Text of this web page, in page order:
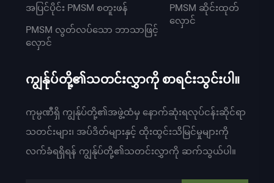
အပြင်ပိုင်း PMSM စတူးဖန်
PMSM လွတ်လပ်သော ဘာသာဖြင့်
လှောင်
PMSM ဆိုင်းထုတ်
လှောင်
ကျွန်ုပ်တို့၏သတင်းလွှာကို စာရင်းသွင်းပါ။
ကုမ္ပဏီရှိ ကျွန်ုပ်တို့၏အဖွဲ့ထံမှ နောက်ဆုံးရလုပ်ငန်းဆိုင်ရာ
သတင်းများ၊ အပ်ဒိတ်များနှင့် ထိုးထွင်းသိမြင်မှုများကို
လက်ခံရရှိရန် ကျွန်ုပ်တို့၏သတင်းလွှာကို ဆက်သွယ်ပါ။